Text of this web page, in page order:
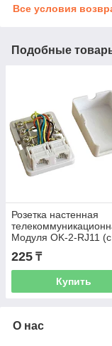
Все условия
Подобные
Розетка настенная
Модуля OK-2-RJ11 (с
225 ₸
Купить
О нас